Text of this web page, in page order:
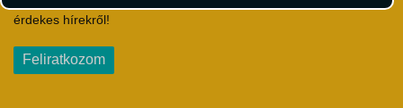
érdekes hírekről!
Feliratkozom